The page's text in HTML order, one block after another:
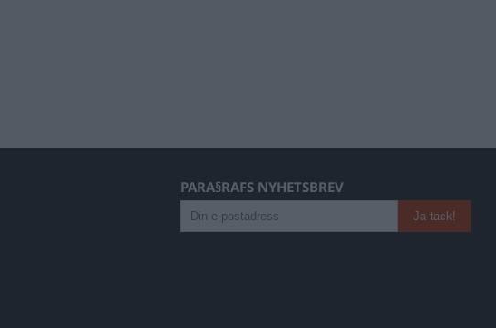
PARA§RAFS NYHETSBREV